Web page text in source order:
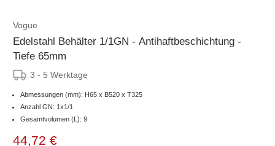
Vogue
Edelstahl Behälter 1/1GN - Antihaftbeschichtung -
Tiefe 65mm
3 - 5 Werktage
Abmessungen (mm): H65 x B520 x T325
Anzahl GN: 1x1/1
Gesamtvolumen (L): 9
44,72 €